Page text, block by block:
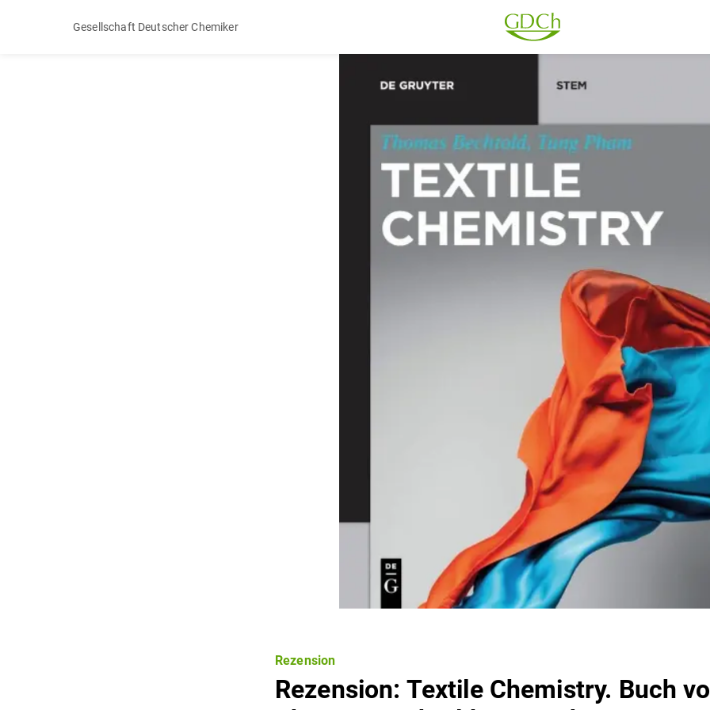
Gesellschaft Deutscher Chemiker
Rezension
Rezension: Textile Chemistry. Buch